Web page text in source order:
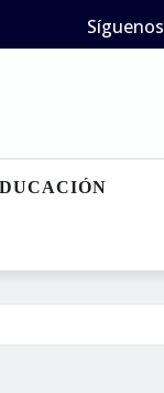
Síguenos